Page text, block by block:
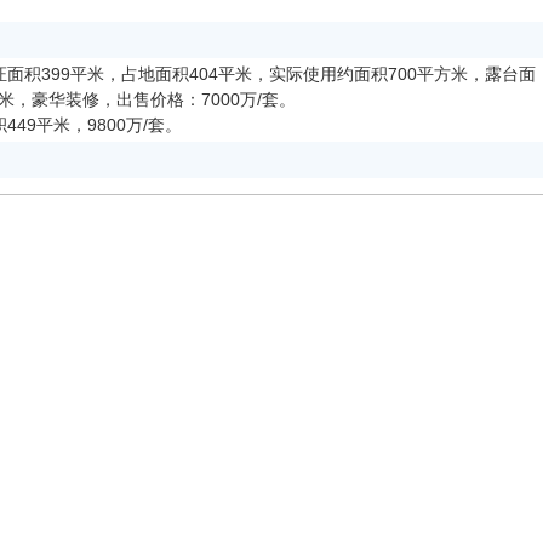
积399平米，占地面积404平米，实际使用约面积700平方米，露台面
豪华装修，出售价格：7000万/套。
平米，9800万/套。